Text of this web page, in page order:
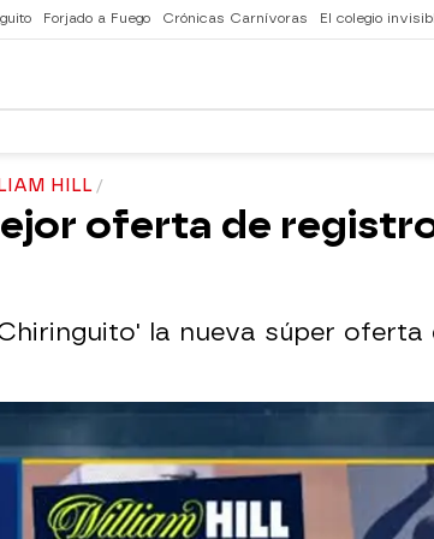
Forjado a Fuego Crónicas Carnívoras El colegio
HILL
oferta de
la nueva súper